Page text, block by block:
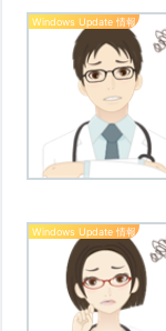
Windows Update 情報
Windows Update 情報